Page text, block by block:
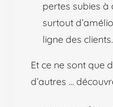
pertes subies à
surtout
ligne des clients.
Et ce ne sont que
d’autres …